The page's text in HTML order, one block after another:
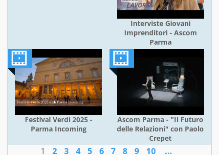
Interviste Giovani
Imprenditori - Ascom
Parma
Festival Verdi 2025 -
Parma Incoming
Ascom Parma - "Il Futuro
delle Relazioni" con Paolo
Crepet
1 2 3 4 5 6 7 8 9 10 ...